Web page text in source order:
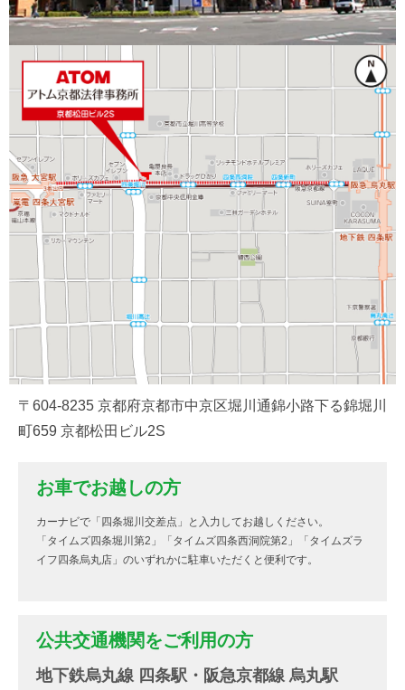
〒604-8235 京都府京都市中京区堀川通錦小路下る錦堀川
町659 京都松田ビル2S
お車でお越しの方
カーナビで「四条堀川交差点」と入力してお越しください。
「タイムズ四条堀川第2」「タイムズ四条西洞院第2」「タイムズラ
イフ四条烏丸店」のいずれかに駐車いただくと便利です。
公共交通機関をご利用の方
地下鉄烏丸線 四条駅・阪急京都線 烏丸駅